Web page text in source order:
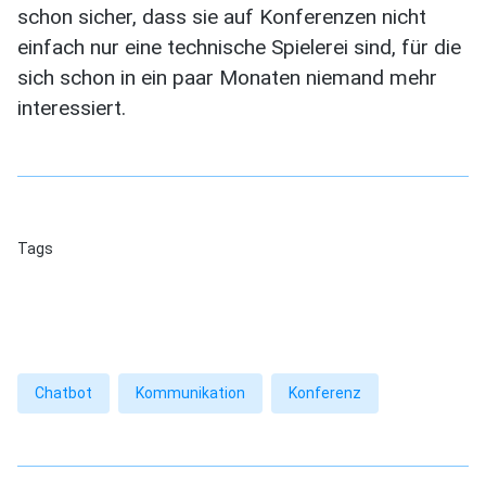
schon sicher, dass sie auf Konferenzen nicht
einfach nur eine technische Spielerei sind, für die
sich schon in ein paar Monaten niemand mehr
interessiert.
Tags
Chatbot Kommunikation Konferenz